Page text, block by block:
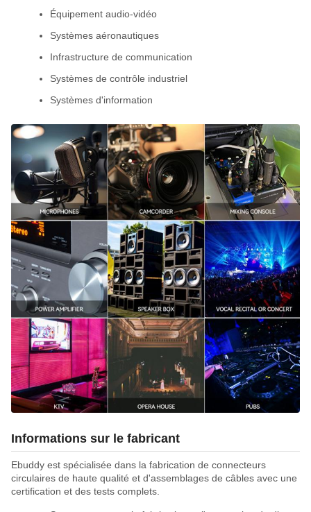
Équipement audio-vidéo
Systèmes aéronautiques
Infrastructure de communication
Systèmes de contrôle industriel
Systèmes d'information
Informations sur le fabricant
Ebuddy est spécialisée dans la fabrication de connecteurs
circulaires de haute qualité et d'assemblages de câbles avec une
certification et des tests complets.